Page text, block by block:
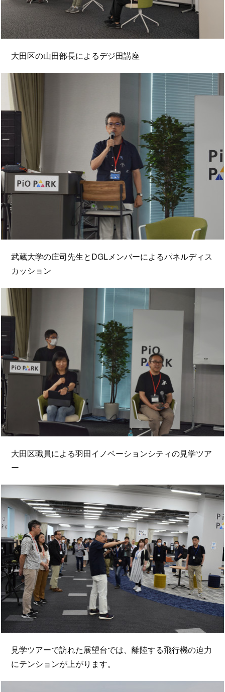
大田区の山田部長によるデジ田講座
武蔵大学の庄司先生とDGLメンバーによるパネルディス
カッション
大田区職員による羽田イノベーションシティの見学ツア
ー
見学ツアーで訪れた展望台では、離陸する飛行機の迫力
にテンションが上がります。